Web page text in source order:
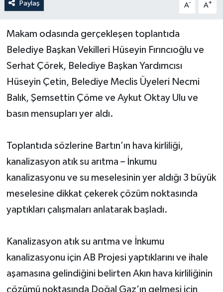
Paylaş A- A+
Makam odasında gerçekleşen toplantıda
Belediye Başkan Vekilleri Hüseyin Fırıncıoğlu ve
Serhat Çörek, Belediye Başkan Yardımcısı
Hüseyin Çetin, Belediye Meclis Üyeleri Necmi
Balık, Şemsettin Çöme ve Aykut Oktay Ulu ve
basın mensupları yer aldı.
Toplantıda sözlerine Bartın’ın hava kirliliği,
kanalizasyon atık su arıtma – İnkumu
kanalizasyonu ve su meselesinin yer aldığı 3 büyük
meselesine dikkat çekerek çözüm noktasında
yaptıkları çalışmaları anlatarak başladı.
Kanalizasyon atık su arıtma ve İnkumu
kanalizasyonu için AB Projesi yaptıklarını ve ihale
aşamasına gelindiğini belirten Akın hava kirliliğinin
çözümü noktasında Doğal Gaz’ın gelmesi için
DÜNYA
YEREL